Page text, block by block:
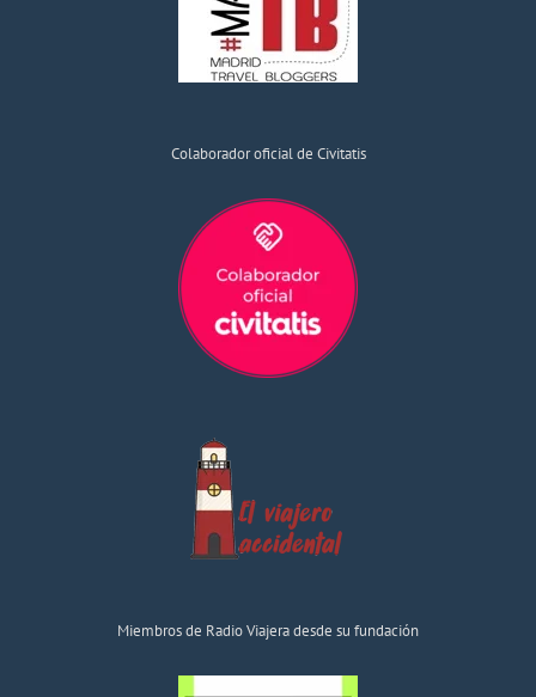
Colaborador oficial de Civitatis
Miembros de Radio Viajera desde su fundación